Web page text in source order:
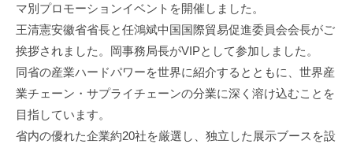
マ別プロモーションイベントを開催しました。
王清憲安徽省省長と任鴻斌中国国際貿易促進委員会会長がご
挨拶されました。岡事務局長がVIPとして参加しました。
同省の産業ハードパワーを世界に紹介するとともに、世界産
業チェーン・サプライチェーンの分業に深く溶け込むことを
目指しています。
省内の優れた企業約20社を厳選し、独立した展示ブースを設